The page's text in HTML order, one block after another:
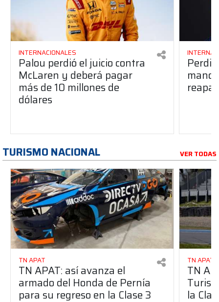
INTERNACIONALES
Palou perdió el juicio contra
McLaren y deberá pagar
más de 10 millones de
dólares
TURISMO NACIONAL VER TODAS
TN APAT
TN APAT: así avanza el
armado del Honda de Pernía
para su regreso en la Clase 3
TN APAT
TN
la